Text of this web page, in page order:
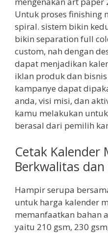
Untuk proses finishing
spiral. sistem bikin
bikin separation full
custom, nah dengan
dapat menjadikan
iklan produk dan
kampanye dapat
anda, visi misi, dan
kamu melakukan
berasal dari pemilih
Cetak Kalender
Berkwalitas
Hampir serupa
untuk harga kalender
memanfaatkan bahan
yaitu 210 gsm, 230